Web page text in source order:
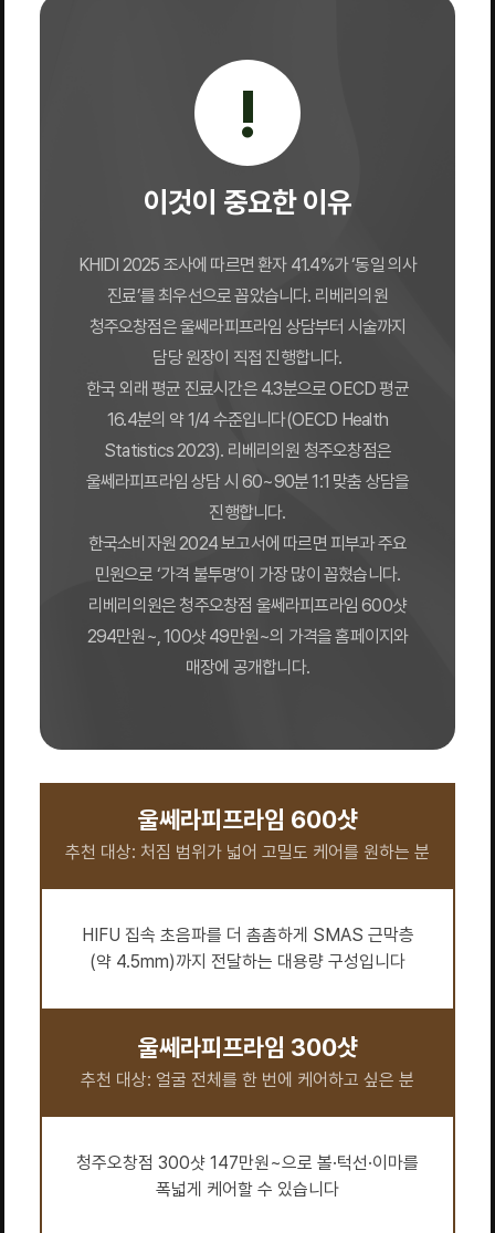
!
이것이 중요한 이유
KHIDI 2025 조사에 따르면 환자 41.4%가 ‘동일 의사
진료’를 최우선으로 꼽았습니다. 리베리의원
청주오창점은 울쎄라피프라임 상담부터 시술까지
담당 원장이 직접 진행합니다.
한국 외래 평균 진료시간은 4.3분으로 OECD 평균
16.4분의 약 1/4 수준입니다(OECD Health
Statistics 2023). 리베리의원 청주오창점은
울쎄라피프라임 상담 시 60~90분 1:1 맞춤 상담을
진행합니다.
한국소비자원 2024 보고서에 따르면 피부과 주요
민원으로 ‘가격 불투명’이 가장 많이 꼽혔습니다.
리베리의원은 청주오창점 울쎄라피프라임 600샷
294만원~, 100샷 49만원~의 가격을 홈페이지와
매장에 공개합니다.
울쎄라피프라임 600샷
추천 대상: 처짐 범위가 넓어 고밀도 케어를 원하는 분
HIFU 집속 초음파를 더 촘촘하게 SMAS 근막층
(약 4.5mm)까지 전달하는 대용량 구성입니다
울쎄라피프라임 300샷
추천 대상: 얼굴 전체를 한 번에 케어하고 싶은 분
청주오창점 300샷 147만원~으로 볼·턱선·이마를
폭넓게 케어할 수 있습니다